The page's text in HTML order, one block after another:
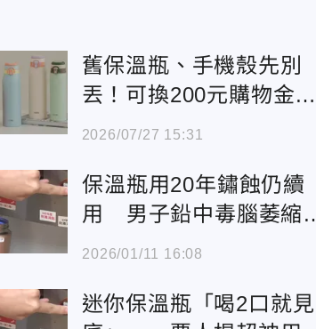
舊保溫瓶、手機殼先別
丟！可換200元購物金
還送衛生紙
2026/07/27 15:31
保溫瓶用20年鏽蝕仍續
用 男子鉛中毒腦萎縮1
年後亡
2026/01/11 16:08
迷你保溫瓶「喝2口就見